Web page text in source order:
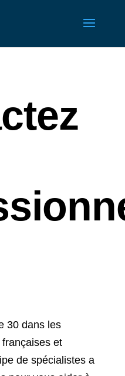
30 dans les
et
de spécialistes a